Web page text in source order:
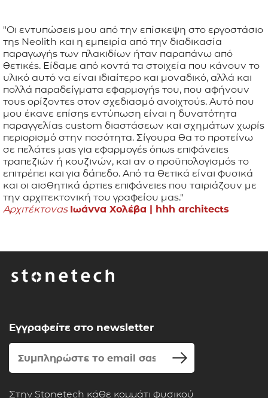
"Οι εντυπώσεις μου από την επίσκεψη στο εργοστάσιο
της Neolith και η εμπειρία από την διαδικασία
παραγωγής των πλακιδίων ήταν παραπάνω από
θετικές. Είδαμε από κοντά τα στοιχεία που κάνoυν το
υλικό αυτό να είναι ιδιαίτερο και μοναδικό, αλλά και
πολλά παραδείγματα εφαρμογής του, που αφήνουν
τους ορίζοντες στον σχεδιασμό ανοιχτούς. Αυτό που
μου έκανε επίσης εντύπωση είναι η δυνατότητα
παραγγελίας custom διαστάσεων και σχημάτων χωρίς
περιορισμό στην ποσότητα. Σίγουρα θα το προτείνω
σε πελάτες μας για εφαρμογές όπως επιφάνειες
τραπεζιών ή κουζινών, και αν ο προϋπολογισμός το
επιτρέπει και για δάπεδο. Από τα θετικά είναι φυσικά
και οι αισθητικά άρτιες επιφάνειες που ταιριάζουν με
την αρχιτεκτονική του γραφείου μας."
Αρχιτέκτονας Ιωάννα Χολέβα | hhh architects
Εγγραφείτε στο newsletter
Στην Stonetech κάθε κομμάτι φυσικού